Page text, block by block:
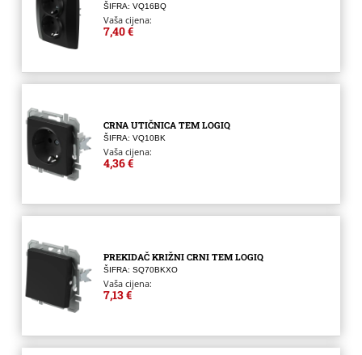
ŠIFRA: VQ16BQ
Vaša cijena:
7,40 €
CRNA UTIČNICA TEM LOGIQ
ŠIFRA: VQ10BK
Vaša cijena:
4,36 €
PREKIDAČ KRIŽNI CRNI TEM LOGIQ
ŠIFRA: SQ70BKXO
Vaša cijena:
7,13 €